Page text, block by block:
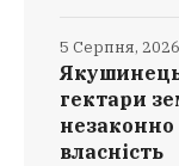
гектари
власність
5 Серпня, 2026